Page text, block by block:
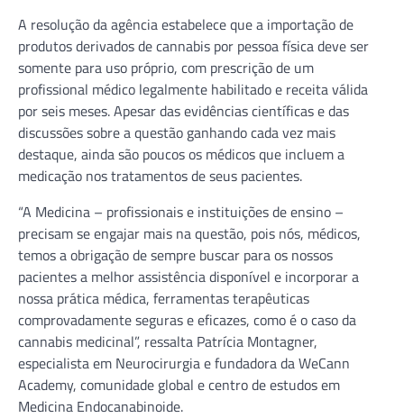
A resolução da agência estabelece que a importação de
produtos derivados de cannabis por pessoa física deve ser
somente para uso próprio, com prescrição de um
profissional médico legalmente habilitado e receita válida
por seis meses. Apesar das evidências científicas e das
discussões sobre a questão ganhando cada vez mais
destaque, ainda são poucos os médicos que incluem a
medicação nos tratamentos de seus pacientes.
“A Medicina – profissionais e instituições de ensino –
precisam se engajar mais na questão, pois nós, médicos,
temos a obrigação de sempre buscar para os nossos
pacientes a melhor assistência disponível e incorporar a
nossa prática médica, ferramentas terapêuticas
comprovadamente seguras e eficazes, como é o caso da
cannabis medicinal”, ressalta Patrícia Montagner,
especialista em Neurocirurgia e fundadora da WeCann
Academy, comunidade global e centro de estudos em
Medicina Endocanabinoide.